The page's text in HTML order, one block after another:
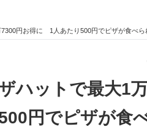
ト 企業向けIT製品の総合サイト
7300円お得に 1人あたり500円でピザが食べ
ハットで最大1
円でピザが食